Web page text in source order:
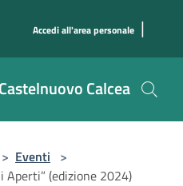
Accedi all'area personale |
Calcea
> Eventi >
Aperti” (edizione 2024)